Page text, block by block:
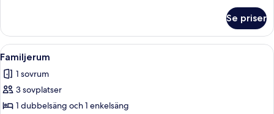
Se priser
Öppna
alla
foton
för
Familjerum
Ett hotellrum med två sängar,
6
Familjerum
1 sovrum
3 sovplatser
1 dubbelsäng och 1 enkelsäng